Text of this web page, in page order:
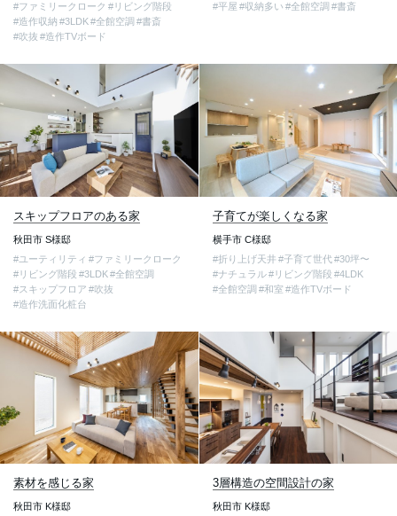
#ファミリークローク #リビング階段
#造作収納 #3LDK#全館空調 #書斎
#吹抜 #造作TVボード
#平屋 #収納多い #全館空調 #書斎
スキップフロアのある家
秋田市 S様邸
#ユーティリティ #ファミリークローク
#リビング階段 #3LDK#全館空調
#スキップフロア #吹抜
#造作洗面化粧台
子育てが楽しくなる家
横手市 C様邸
#折り上げ天井 #子育て世代 #30坪〜
#ナチュラル #リビング階段 #4LDK
#全館空調 #和室 #造作TVボード
素材を感じる家
秋田市 K様邸
3層構造の空間設計の家
秋田市 K様邸